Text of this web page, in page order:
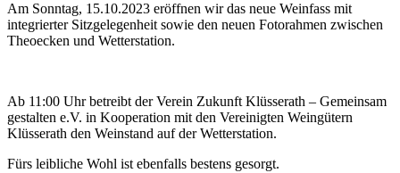
Am Sonntag, 15.10.2023 eröffnen wir das neue Weinfass mit
integrierter Sitzgelegenheit sowie den neuen Fotorahmen zwischen
Theoecken und Wetterstation.
Ab 11:00 Uhr betreibt der Verein Zukunft Klüsserath – Gemeinsam
gestalten e.V. in Kooperation mit den Vereinigten Weingütern
Klüsserath den Weinstand auf der Wetterstation.
Fürs leibliche Wohl ist ebenfalls bestens gesorgt.